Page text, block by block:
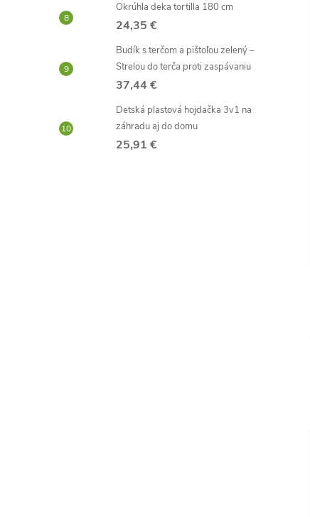
Okrúhla deka tortilla 180 cm
24,35 €
Budík s terčom a pištoľou zelený –
Strelou do terča proti zaspávaniu
37,44 €
Detská plastová hojdačka 3v1 na
záhradu aj do domu
25,91 €